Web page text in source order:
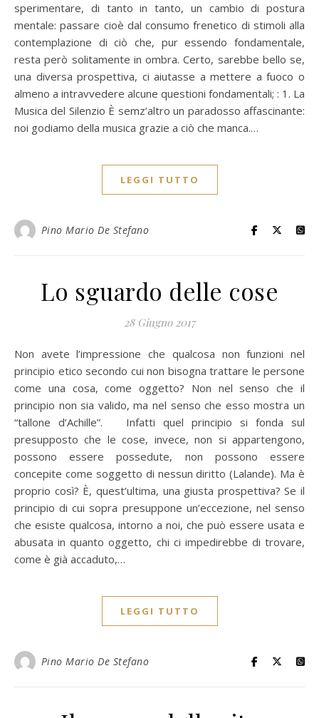
sperimentare, di tanto in tanto, un cambio di postura
mentale: passare cioè dal consumo frenetico di stimoli alla
contemplazione di ciò che, pur essendo fondamentale,
resta però solitamente in ombra. Certo, sarebbe bello se,
una diversa prospettiva, ci aiutasse a mettere a fuoco o
almeno a intravvedere alcune questioni fondamentali; : 1. La
Musica del Silenzio È semz’altro un paradosso affascinante:
noi godiamo della musica grazie a ciò che manca.…
LEGGI TUTTO
Pino Mario De Stefano
Lo sguardo delle cose
28 Giugno 2017
Non avete l’impressione che qualcosa non funzioni nel
principio etico secondo cui non bisogna trattare le persone
come una cosa, come oggetto? Non nel senso che il
principio non sia valido, ma nel senso che esso mostra un
“tallone d’Achille”. Infatti quel principio si fonda sul
presupposto che le cose, invece, non si appartengono,
possono essere possedute, non possono essere
concepite come soggetto di nessun diritto (Lalande). Ma è
proprio così? È, quest’ultima, una giusta prospettiva? Se il
principio di cui sopra presuppone un’eccezione, nel senso
che esiste qualcosa, intorno a noi, che può essere usata e
abusata in quanto oggetto, chi ci impedirebbe di trovare,
come è già accaduto,…
LEGGI TUTTO
Pino Mario De Stefano